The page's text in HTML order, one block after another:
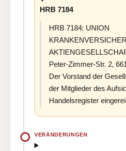
HRB 7184
HRB 7184: UNION
Peter-Zimmer-Str. 2,
Der Vorstand der
der Mitglieder des
Handelsregister
VERÄNDERUNGEN